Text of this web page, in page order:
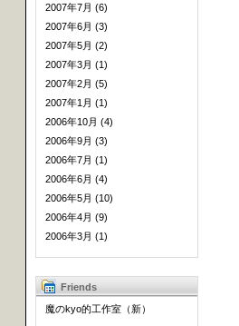
2007年7月 (6)
2007年6月 (3)
2007年5月 (2)
2007年3月 (1)
2007年2月 (5)
2007年1月 (1)
2006年10月 (4)
2006年9月 (3)
2006年7月 (1)
2006年6月 (4)
2006年5月 (10)
2006年4月 (9)
2006年3月 (1)
Friends
魔のkyo的工作室（新）